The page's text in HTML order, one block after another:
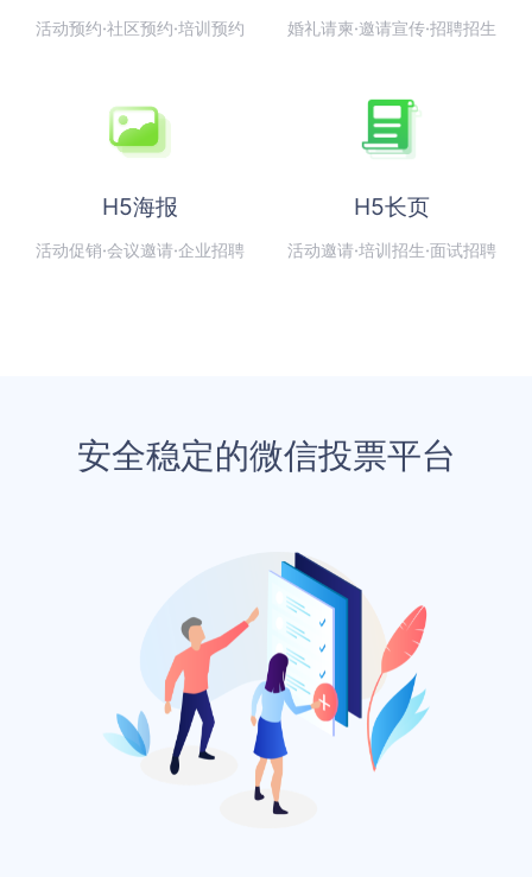
活动预约·社区预约·培训预约 婚礼请柬·邀请宣传·招聘招生
H5海报
活动促销·会议邀请·企业招聘
H5长页
活动邀请·培训招生·面试招聘
安全稳定的微信投票平台